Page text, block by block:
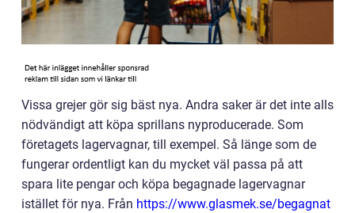
Vissa grejer gör sig bäst nya. Andra saker är det inte alls
nödvändigt att köpa sprillans nyproducerade. Som
företagets lagervagnar, till exempel. Så länge som de
fungerar ordentligt kan du mycket väl passa på att
spara lite pengar och köpa begagnade lagervagnar
istället för nya. Från https://www.glasmek.se/begagnat